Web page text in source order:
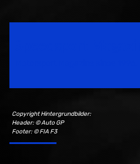
Copyright Hintergrundbilder:
Header: © Auto GP
Footer: © FIA F3